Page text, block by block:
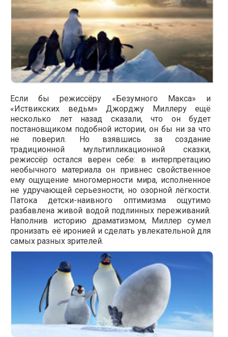
Если бы режиссёру «Безумного Макса» и
«Иствикских ведьм» Джорджу Миллеру ещё
несколько лет назад сказали, что он будет
постановщиком подобной истории, он бы ни за что
не поверил. Но взявшись за создание
традиционной мультипликационной сказки,
режиссёр остался верен себе: в интерпретацию
необычного материала он привнес свойственное
ему ощущение многомерности мира, исполненное
не удручающей серьезности, но озорной лёгкости.
Патока детски-наивного оптимизма ощутимо
разбавлена живой водой подлинных переживаний.
Наполнив историю драматизмом, Миллер сумел
пронизать её иронией и сделать увлекательной для
самых разных зрителей.